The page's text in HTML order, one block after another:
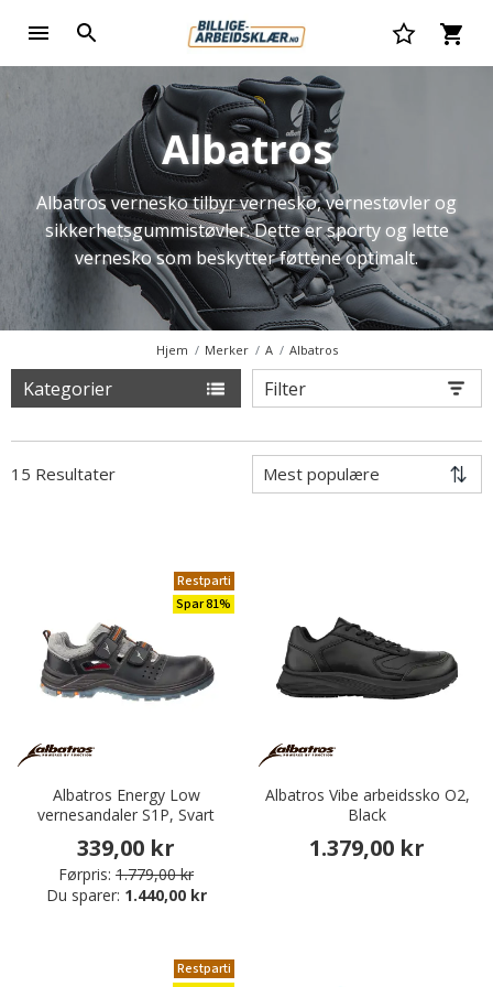
Albatros
​​​​​​​Albatros vernesko tilbyr vernesko, vernestøvler og
sikkerhetsgummistøvler. Dette er sporty og lette
vernesko som beskytter føttene optimalt.
Hjem Merker A Albatros​​​​​​​
Kategorier Filter
15 Resultater
Restparti
Spar 81%
Albatros Energy Low
vernesandaler S1P, Svart
339,00 kr
Førpris: 1.779,00 kr
Du sparer: 1.440,00 kr
Albatros Vibe arbeidssko O2,
Black
1.379,00 kr
Restparti